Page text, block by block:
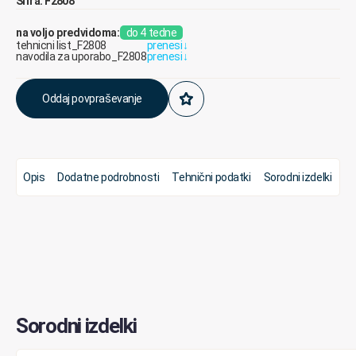
na voljo predvidoma: do 4 tedne
tehnicni list_F2808
prenesi↓
navodila za uporabo_F2808prenesi↓
Oddaj povpraševanje
Opis Dodatne podrobnosti Tehnični podatki Sorodni izdelki
Sorodni izdelki